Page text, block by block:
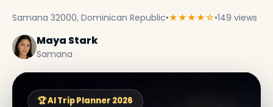
Samana 32000, Dominican Republic•★★★★☆•149 views
Maya Stark
Samana
🏆 AI Trip Planner 2026